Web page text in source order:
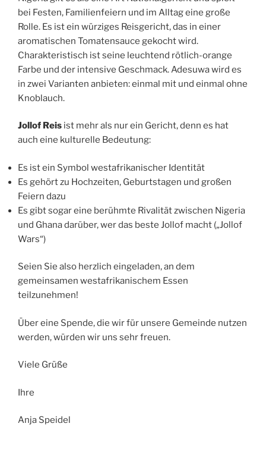
bei Festen, Familienfeiern und im Alltag eine große
Rolle. Es ist ein würziges Reisgericht, das in einer
aromatischen Tomatensauce gekocht wird.
Charakteristisch ist seine leuchtend rötlich-orange
Farbe und der intensive Geschmack. Adesuwa wird es
in zwei Varianten anbieten: einmal mit und einmal ohne
Knoblauch.
Jollof Reis ist mehr als nur ein Gericht, denn es hat
auch eine kulturelle Bedeutung:
Es ist ein Symbol westafrikanischer Identität
Es gehört zu Hochzeiten, Geburtstagen und großen
Feiern dazu
Es gibt sogar eine berühmte Rivalität zwischen Nigeria
und Ghana darüber, wer das beste Jollof macht („Jollof
Wars“)
Seien Sie also herzlich eingeladen, an dem
gemeinsamen westafrikanischem Essen
teilzunehmen!
Über eine Spende, die wir für unsere Gemeinde nutzen
werden, würden wir uns sehr freuen.
Viele Grüße
Ihre
Anja Speidel